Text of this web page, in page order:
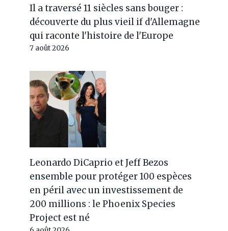
Il a traversé 11 siècles sans bouger :
découverte du plus vieil if d'Allemagne
qui raconte l'histoire de l'Europe
7 août 2026
Leonardo DiCaprio et Jeff Bezos
ensemble pour protéger 100 espèces
en péril avec un investissement de
200 millions : le Phoenix Species
Project est né